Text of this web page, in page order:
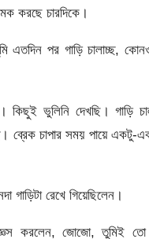
করছে চারদিকে।
এতদিন পর গাড়ি চালাচ্ছ,
কিছুই ভুলিনি দেখছি। গাড়ি
ব্রেক চাপার সময় পায়ে একটু-
গাড়িটা রেখে গিয়েছিলেন।
করলেন, জোজো, তুমিই তো